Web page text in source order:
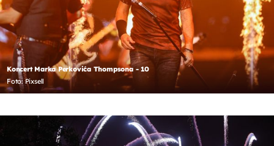
Koncert Marka Perkovića Thompsona - 10
Foto: Pixsell